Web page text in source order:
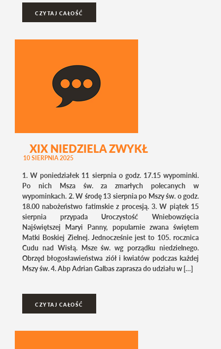
CZYTAJ CAŁOŚĆ
XIX NIEDZIELA ZWYKŁ
10 SIERPNIA 2025
1. W poniedziałek 11 sierpnia o godz. 17.15 wypominki.
Po nich Msza św. za zmarłych polecanych w
wypominkach. 2. W środę 13 sierpnia po Mszy św. o godz.
18.00 nabożeństwo fatimskie z procesją. 3. W piątek 15
sierpnia przypada Uroczystość Wniebowzięcia
Najświętszej Maryi Panny, popularnie zwana świętem
Matki Boskiej Zielnej. Jednocześnie jest to 105. rocznica
Cudu nad Wisłą. Msze św. wg porządku niedzielnego.
Obrzęd błogosławieństwa ziół i kwiatów podczas każdej
Mszy św. 4. Abp Adrian Galbas zaprasza do udziału w […]
CZYTAJ CAŁOŚĆ